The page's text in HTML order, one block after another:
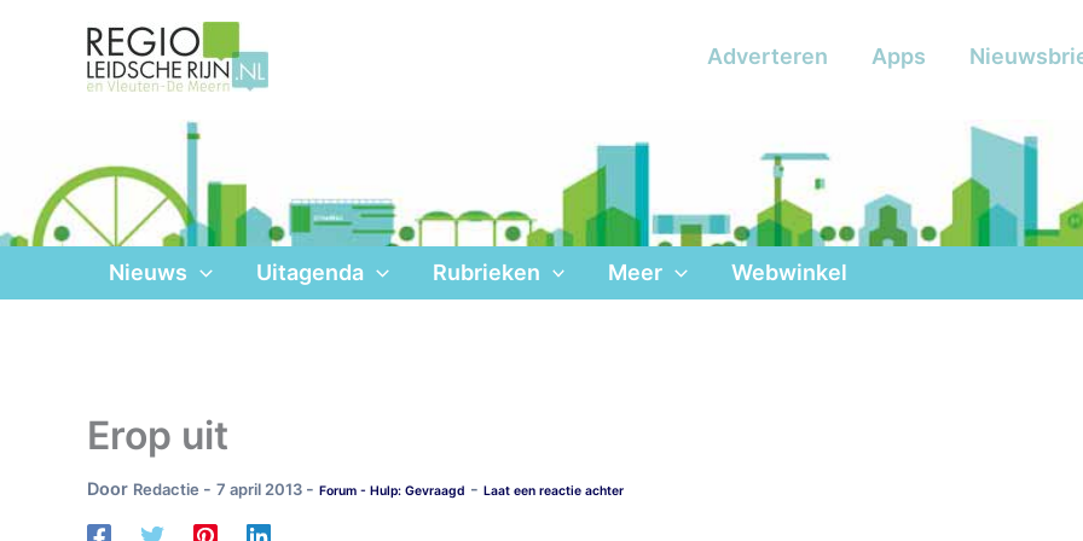
Adverteren Apps
Nieuws Uitagenda Rubrieken Meer Webwinkel
Erop uit
Door Redactie - 7 april 2013 - Forum - Hulp: Gevraagd - Laat een reactie achter